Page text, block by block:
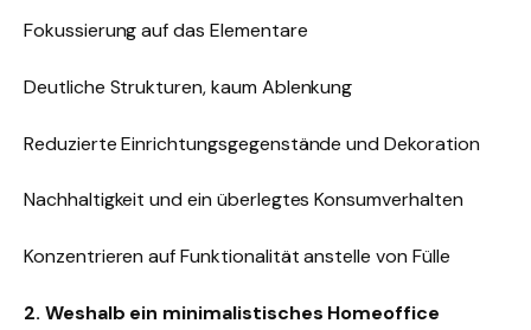
Fokussierung auf das Elementare
Deutliche Strukturen, kaum Ablenkung
Reduzierte Einrichtungsgegenstände und Dekoration
Nachhaltigkeit und ein überlegtes Konsumverhalten
Konzentrieren auf Funktionalität anstelle von Fülle
2. Weshalb ein minimalistisches Homeoffice